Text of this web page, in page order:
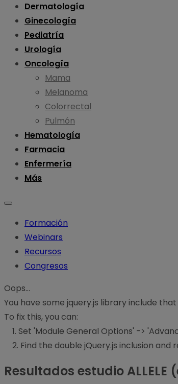
Dermatología
Ginecología
Pediatría
Urología
Oncología
Mama
Melanoma
Colorrectal
Pulmón
Hematología
Farmacia
Enfermería
Más
Formación
Webinars
Recursos
Congresos
Oops...
You have some jquery.js library include
To fix this, you can:
1. Set 'Module General Options' ->
2. Find the double jQuery.js inclusion and
Resultados estudio